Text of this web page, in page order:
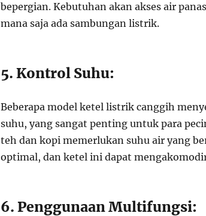
bepergian. Kebutuhan akan akses air
mana saja ada sambungan listrik.
5. Kontrol Suhu:
Beberapa model ketel listrik canggih
suhu, yang sangat penting untuk para
teh dan kopi memerlukan suhu air yang
optimal, dan ketel ini dapat
6. Penggunaan Multifungsi: